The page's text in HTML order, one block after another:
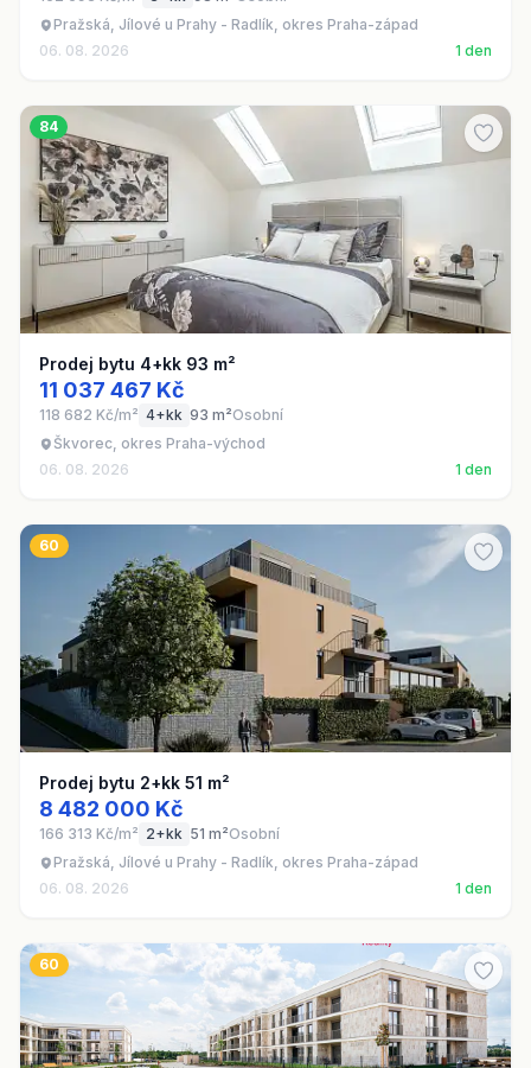
Pražská, Jílové u Prahy - Radlík, okres Praha-západ
06. 08. 2026
1 den
84
Prodej bytu 4+kk 93 m²
11 037 467 Kč
118 682 Kč/m² 4+kk 93 m²Osobní
Škvorec, okres Praha-východ
06. 08. 2026
1 den
60
Prodej bytu 2+kk 51 m²
8 482 000 Kč
166 313 Kč/m² 2+kk 51 m²Osobní
Pražská, Jílové u Prahy - Radlík, okres Praha-západ
06. 08. 2026
1 den
60